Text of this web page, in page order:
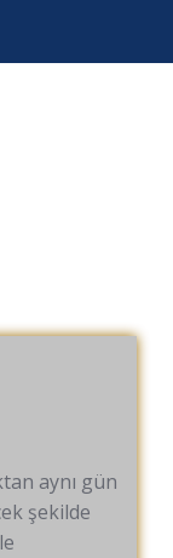
aynı gün
şekilde